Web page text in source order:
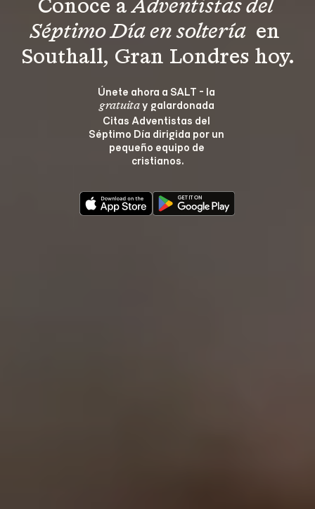
Conoce a Adventistas del
Séptimo Día en soltería en
Southall, Gran Londres hoy.
Únete ahora a SALT - la
gratuita y galardonada
Citas Adventistas del
Séptimo Día dirigida por un
pequeño equipo de
cristianos.